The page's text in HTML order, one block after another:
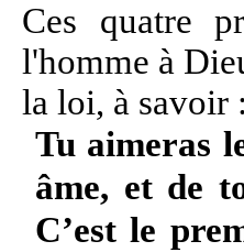
Ces quatre
l'homme à
la loi, à savoir :
Tu aimeras
âme, et de
C’est le